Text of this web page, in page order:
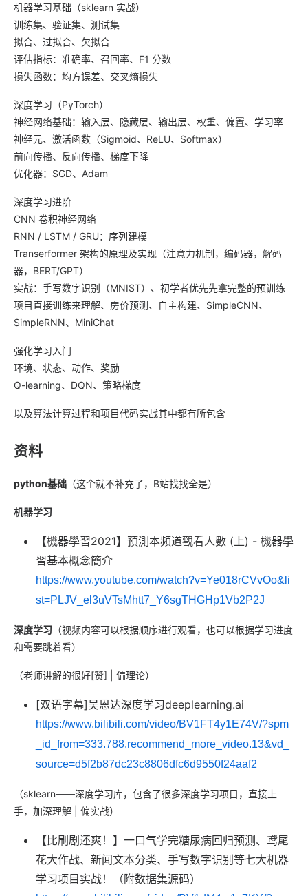
机器学习基础（sklearn 实战）
训练集、验证集、测试集
拟合、过拟合、欠拟合
评估指标：准确率、召回率、F1 分数
损失函数：均方误差、交叉熵损失
深度学习（PyTorch）
神经网络基础：输入层、隐藏层、输出层、权重、偏置、学习率
神经元、激活函数（Sigmoid、ReLU、Softmax）
前向传播、反向传播、梯度下降
优化器：SGD、Adam
深度学习进阶
CNN 卷积神经网络
RNN / LSTM / GRU：序列建模
Transerformer 架构的原理及实现（注意力机制，编码器，解码
器，BERT/GPT）
实战：手写数字识别（MNIST）、初学者优先先拿完整的预训练
项目直接训练来理解、房价预测、自主构建、SimpleCNN、
SimpleRNN、MiniChat
强化学习入门
环境、状态、动作、奖励
Q-learning、DQN、策略梯度
以及算法计算过程和项目代码实战其中都有所包含
资料
python基础 （这个就不补充了，B站找找全是）
机器学习
【機器學習2021】預測本頻道觀看人數 (上) - 機器學
習基本概念簡介
https://www.youtube.com/watch?v=Ye018rCVvOo&li
st=PLJV_el3uVTsMhtt7_Y6sgTHGHp1Vb2P2J
深度学习 （视频内容可以根据顺序进行观看，也可以根据学习进度
和需要跳着看）
（老师讲解的很好[赞] | 偏理论）
[双语字幕]吴恩达深度学习deeplearning.ai
https://www.bilibili.com/video/BV1FT4y1E74V/?spm
_id_from=333.788.recommend_more_video.13&vd_
source=d5f2b87dc23c8806dfc6d9550f24aaf2
（sklearn——深度学习库，包含了很多深度学习项目，直接上
手，加深理解 | 偏实战）
【比刷剧还爽！】一口气学完糖尿病回归预测、鸢尾
花大作战、新闻文本分类、手写数字识别等七大机器
学习项目实战！（附数据集源码）